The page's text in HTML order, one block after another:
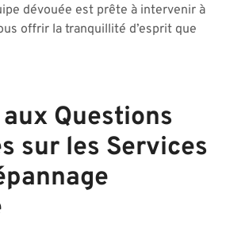
dévouée est prête à intervenir à
offrir la tranquillité d’esprit que
Questions
sur les Services